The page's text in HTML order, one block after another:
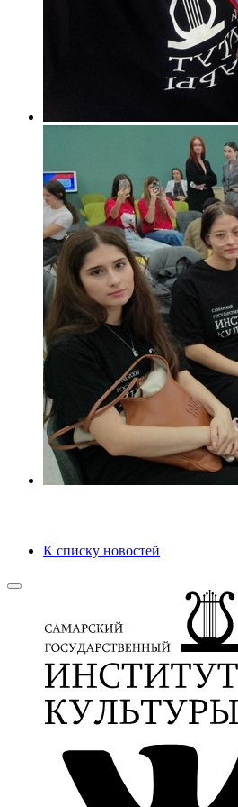
К списку новостей